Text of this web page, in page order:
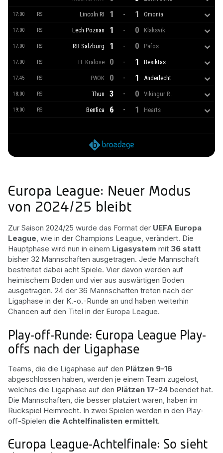
17:00 RS Lincoln RI 1 - 1 Omonia
17:00 RS Lech Poznan 1 - 0 Klaksvik
17:00 RS RB Salzburg 1 - 0 Pafos
17:00 RS H. Kralove 0 - 1 Besiktas
17:45 RS PAOK 0 - 1 Anderlecht
18:00 RS Thun 3 - 0 Vikingur R.
19:00 RS Benfica 6 - 1 Hearts
Europa League: Neuer Modus
von 2024/25 bleibt
Zur Saison 2024/25 wurde das Format der UEFA Europa
League, wie in der Champions League, verändert. Die
Hauptphase wird nun in einem Ligasystem mit 36 statt
bisher 32 Mannschaften ausgetragen. Jede Mannschaft
bestreitet dabei acht Spiele. Vier davon werden auf
heimischem Boden und vier aus auswärtigen Boden
ausgetragen. 24 der 36 Mannschaften treten nach der
Ligaphase in der K.-o.-Runde an und haben weiterhin
Chancen auf den Titel in der Europa League.
Play-off-Runde: Europa League Play-
offs nach der Ligaphase
Teams, die die Ligaphase auf den Plätzen 9-16
abgeschlossen haben, werden je einem Team zugelost,
welches die Ligaphase auf den Plätzen 17-24 beendet hat.
Die Mannschaften, die besser platziert waren, haben im
Rückspiel Heimrecht. In zwei Spielen werden in den Play-
off-Spielen die Achtelfinalisten ermittelt.
Europa League-Achtelfinale: So sieht